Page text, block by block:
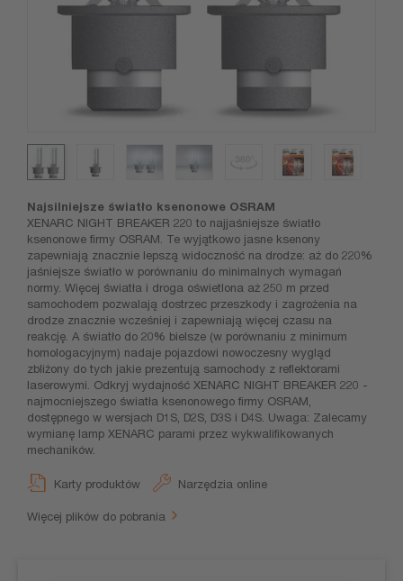
Najsilniejsze światło ksenonowe OSRAM
XENARC NIGHT BREAKER 220 to najjaśniejsze światło
ksenonowe firmy OSRAM. Te wyjątkowo jasne ksenony
zapewniają znacznie lepszą widoczność na drodze: aż do 220%
jaśniejsze światło w porównaniu do minimalnych wymagań
normy. Więcej światła i droga oświetlona aż 250 m przed
samochodem pozwalają dostrzec przeszkody i zagrożenia na
drodze znacznie wcześniej i zapewniają więcej czasu na
reakcję. A światło do 20% bielsze (w porównaniu z minimum
homologacyjnym) nadaje pojazdowi nowoczesny wygląd
zbliżony do tych jakie prezentują samochody z reflektorami
laserowymi. Odkryj wydajność XENARC NIGHT BREAKER 220 -
najmocniejszego światła ksenonowego firmy OSRAM,
dostępnego w wersjach D1S, D2S, D3S i D4S. Uwaga: Zalecamy
wymianę lamp XENARC parami przez wykwalifikowanych
mechaników.
Karty produktów Narzędzia online
Więcej plików do pobrania